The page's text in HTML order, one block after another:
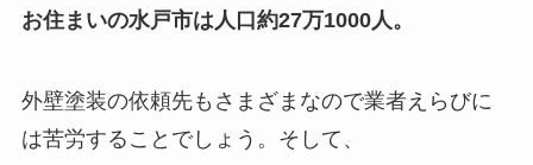
お住まいの水戸市は人口約27万1000人。
外壁塗装の依頼先もさまざまなので業者えらびに
は苦労することでしょう。そして、